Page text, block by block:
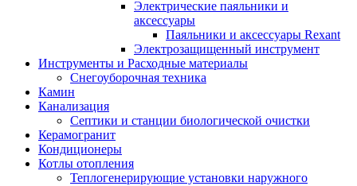
Электрические паяльники и
аксессуары
Паяльники и аксессуары Rexant
Электрозащищенный инструмент
Инструменты и Расходные материалы
Снегоуборочная техника
Камин
Канализация
Септики и станции биологической очистки
Керамогранит
Кондиционеры
Котлы отопления
Теплогенерирующие установки наружного